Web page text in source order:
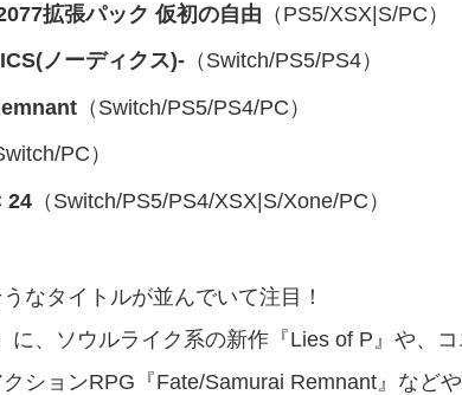
拡張パック 仮初の自由 （PS5/XSX|S/PC）
ノーディクス)- （Switch/PS5/PS4）
（Switch/PS5/PS4/PC）
PC）
24 （Switch/PS5/PS4/XSX|S/Xone/PC）
なタイトルが並んでいて注目！
に、ソウルライク系の新作『Lies of P』や、
ションRPG『Fate/Samurai Remnant』など